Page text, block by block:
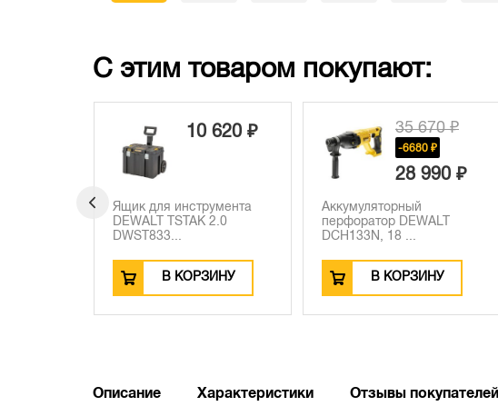
С этим товаром покупают:
35 670 ₽
Аккумуляторный
перфоратор DEWALT
DCH133N, 18 ...
В КОРЗИНУ
33 600 ₽
Лазерный нивелир
DEWALT DW0822, на
батарейках...
В КОРЗИНУ
Описание Характеристики Отзывы покупателей